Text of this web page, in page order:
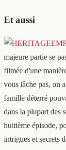
Et aussi
majeure partie se
filmée d'une
vous lâche pas, on
famille déterré
dans la plupart des
huitième épisode,
intrigues et secrets